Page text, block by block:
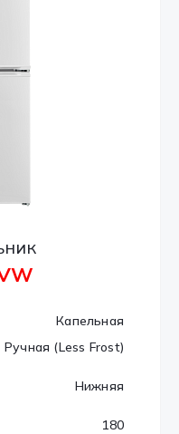
Капельная
Ручная (Less Frost)
Нижняя
180